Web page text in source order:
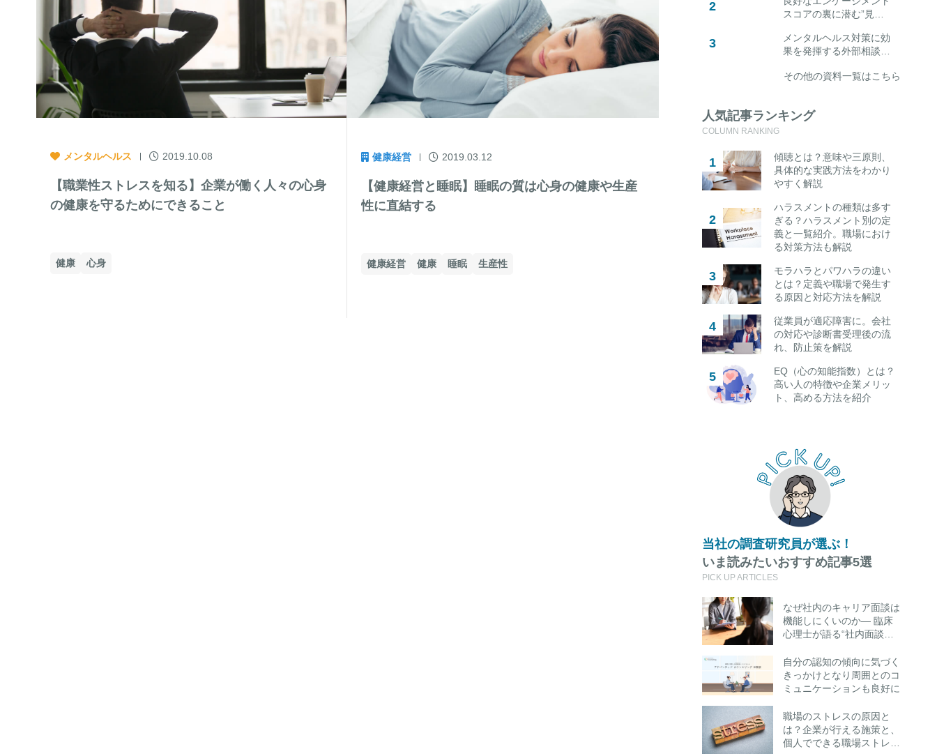
メンタルヘルス 2019.10.08
【職業性ストレスを知る】企業が働く人々の心身
の健康を守るためにできること
健康 心身
健康経営 2019.03.12
【健康経営と睡眠】睡眠の質は心身の健康や生産
性に直結する
健康経営 健康 睡眠 生産性
スコアの裏に潜む”見…
メンタルヘルス対策に効
果を発揮する外部相談…
その他の資料一覧はこちら
人気記事ランキング
COLUMN RANKING
傾聴とは？意味や三原則、
具体的な実践方法をわかり
やすく解説
ハラスメントの種類は多す
ぎる？ハラスメント別の定
義と一覧紹介。職場におけ
る対策方法も解説
モラハラとパワハラの違い
とは？定義や職場で発生す
る原因と対応方法を解説
従業員が適応障害に。会社
の対応や診断書受理後の流
れ、防止策を解説
EQ（心の知能指数）とは？
高い人の特徴や企業メリッ
ト、高める方法を紹介
当社の調査研究員が選ぶ！
いま読みたいおすすめ記事5選
PICK UP ARTICLES
なぜ社内のキャリア面談は
機能しにくいのか― 臨床
心理士が語る“社内面談の
ンセリング活用のポイント
自分の認知の傾向に気づく
きっかけとなり周囲とのコ
ミュニケーションも良好に
職場のストレスの原因と
は？企業が行える施策と、
個人でできる職場ストレス